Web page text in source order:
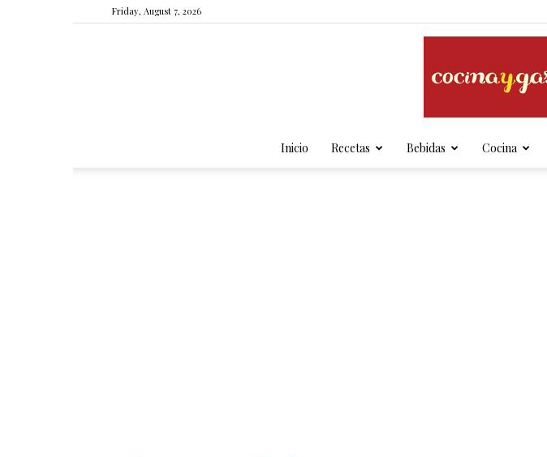
Friday, August 7, 2026
Inicio Recetas Bebidas Cocina